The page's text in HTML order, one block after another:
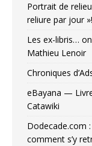
Portrait de
reliure par jour »!
Les ex-libris…
Mathieu Lenoir
Chroniques
eBayana —
Catawiki
Dodecade.com
comment s’y